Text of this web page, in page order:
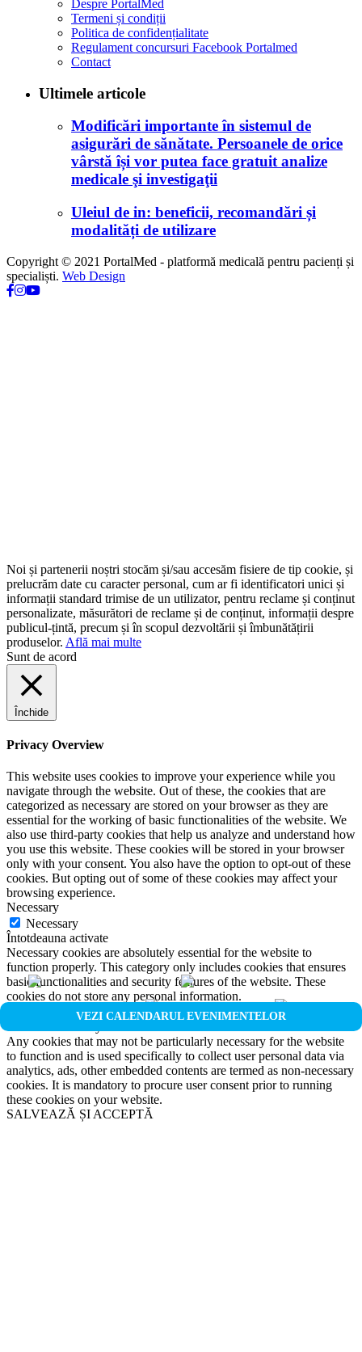
VEZI CALENDARUL EVENIMENTELOR
Despre PortalMed
Termeni și condiții
Politica de confidențialitate
Regulament concursuri Facebook Portalmed
Contact
Ultimele articole
Modificări importante în sistemul de
asigurări de sănătate. Persoanele de orice
vârstă își vor putea face gratuit analize
medicale şi investigaţii
Uleiul de in: beneficii, recomandări și
modalități de utilizare
Copyright © 2021 PortalMed - platformă medicală pentru pacienți și
specialiști. Web Design
Noi și partenerii noștri stocăm și/sau accesăm fisiere de tip cookie, și
prelucrăm date cu caracter personal, cum ar fi identificatori unici și
informații standard trimise de un utilizator, pentru reclame și conținut
personalizate, măsurători de reclame și de conținut, informații despre
publicul-țintă, precum și în scopul dezvoltării și îmbunătățirii
produselor. Află mai multe
Sunt de acord
Închide
Privacy Overview
This website uses cookies to improve your experience while you
navigate through the website. Out of these, the cookies that are
categorized as necessary are stored on your browser as they are
essential for the working of basic functionalities of the website. We
also use third-party cookies that help us analyze and understand how
you use this website. These cookies will be stored in your browser
only with your consent. You also have the option to opt-out of these
cookies. But opting out of some of these cookies may affect your
browsing experience.
Necessary
Necessary
Întotdeauna activate
Necessary cookies are absolutely essential for the website to
function properly. This category only includes cookies that ensures
basic functionalities and security features of the website. These
cookies do not store any personal information.
Non-necessary
Any cookies that may not be particularly necessary for the website
to function and is used specifically to collect user personal data via
analytics, ads, other embedded contents are termed as non-necessary
cookies. It is mandatory to procure user consent prior to running
these cookies on your website.
SALVEAZĂ ȘI ACCEPTĂ